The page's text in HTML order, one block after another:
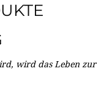
wird das Leben zur